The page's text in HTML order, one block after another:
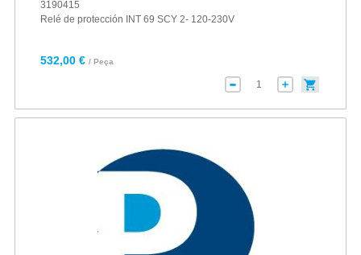
3190415
Relé de protección INT 69 SCY 2- 120-230V
532,00 € / Peça